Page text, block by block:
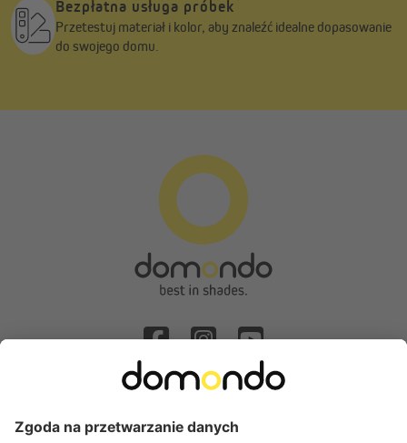
Bezpłatna usługa próbek
Przetestuj materiał i kolor, aby znaleźć idealne dopasowanie
do swojego domu.
Odstąpienie od umowy
Popularne kategorie